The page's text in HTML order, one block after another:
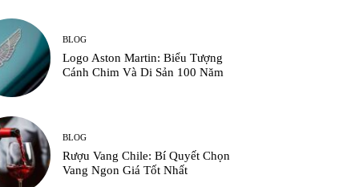
BLOG
Logo Aston Martin: Biểu Tượng
Cánh Chim Và Di Sản 100 Năm
BLOG
Rượu Vang Chile: Bí Quyết Chọn
Vang Ngon Giá Tốt Nhất